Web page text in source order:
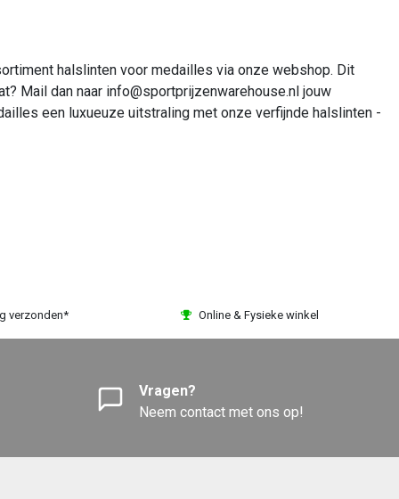
halslinten voor medailles via onze webshop. Dit
Mail dan naar info@sportprijzenwarehouse.nl jouw
een luxueuze uitstraling met onze verfijnde halslinten -
verzonden* Online & Fysieke winkel
Vragen?
Neem contact met ons op!